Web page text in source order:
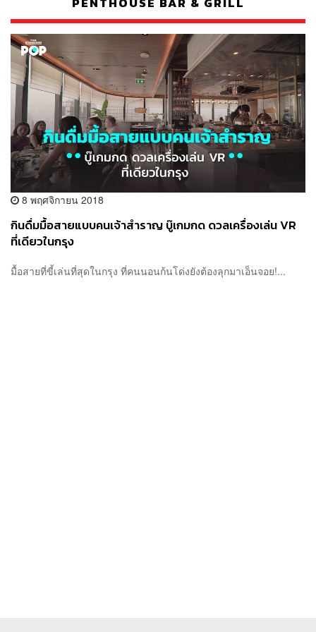
8 พฤศจิกายน 2018
กินดื่มมื้อสายแบบคนเจ้าสำราญ บู๊เกมกด ดวลเครื่องเล่น VR
ที่เดียวในกรุง
มื้อสายที่ขี้เล่นที่สุดในกรุง ที่คนนอนก้นโด่งยังต้องลุกมาเอ็นจอย!...